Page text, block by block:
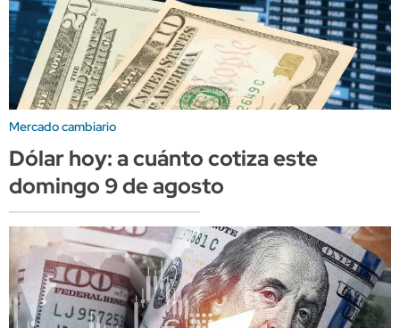
Mercado cambiario
Dólar hoy: a cuánto cotiza este
domingo 9 de agosto